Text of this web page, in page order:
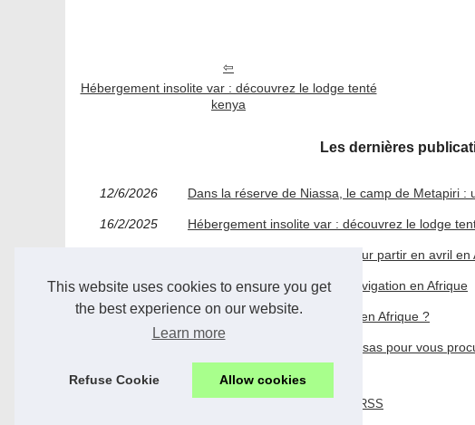
This website uses cookies to ensure you get
the best experience on our website.
Learn more
Refuse Cookie Allow cookies
Hébergement insolite var : découvrez le lodge tenté
kenya
Les dernières
12/6/2026 Dans la réserve de Niassa, le camp de Metapiri
16/2/2025 Hébergement insolite var : découvrez le lodge
Les meilleures destinations pour partir en avril en
14/1/2022 Faites-vous une histoire de navigation en Afrique
02/12/2021 Où dormir quand on séjourne en Afrique ?
Faites-vous aider par Action Visas pour vous
RSS